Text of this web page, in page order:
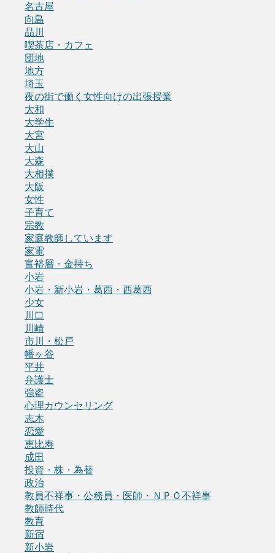
名古屋
向島
品川
喫茶店・カフェ
団地
地方
埼玉
夜の街で働く女性向けの出張授業
大和
大学生
大宮
大山
大森
大相撲
大阪
女性
子育て
宗教
家庭教師しています
家電
富裕層・金持ち
小岩
小岩・新小岩・葛西・西葛西
少女
川口
川崎
市川・松戸
幡ヶ谷
平井
弁護士
強盗
心理カウンセリング
志木
恋愛
恵比寿
成田
投資・株・為替
政治
教員不祥事・公務員・医師・ＮＰＯ不祥事
教師時代
教育
新宿
新小岩